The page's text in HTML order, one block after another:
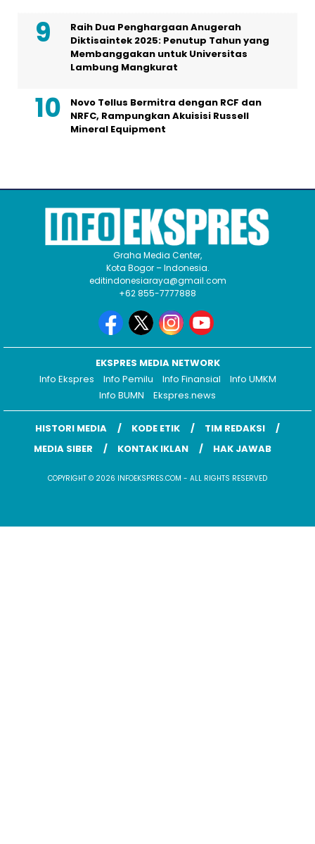
Raih Dua Penghargaan Anugerah
Diktisaintek 2025: Penutup Tahun yang
Membanggakan untuk Universitas
Lambung Mangkurat
Novo Tellus Bermitra dengan RCF dan
NRFC, Rampungkan Akuisisi Russell
Mineral Equipment
Graha Media Center,
Kota Bogor – Indonesia.
editindonesiaraya@gmail.com
+62 855-7777888
EKSPRES MEDIA NETWORK
Info Ekspres
Info Pemilu Info Finansial
Info UMKM
Info BUMN
Ekspres.news
HISTORI MEDIA KODE ETIK
TIM REDAKSI
MEDIA SIBER
KONTAK IKLAN HAK JAWAB
COPYRIGHT © 2026 INFOEKSPRES.COM - ALL RIGHTS RESERVED